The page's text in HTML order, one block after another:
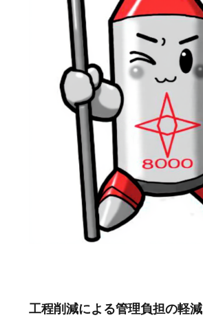
工程削減による管理負担の軽減